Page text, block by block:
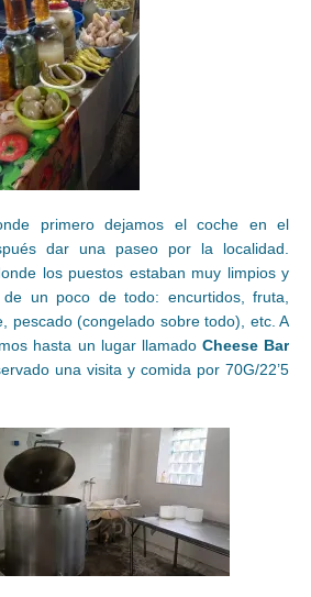
primero dejamos el coche en el
dar una paseo por la localidad.
los puestos estaban muy limpios y
de un poco de todo: encurtidos, fruta,
pescado (congelado sobre todo), etc. A
hasta un lugar llamado Cheese Bar
una visita y comida por 70G/22’5